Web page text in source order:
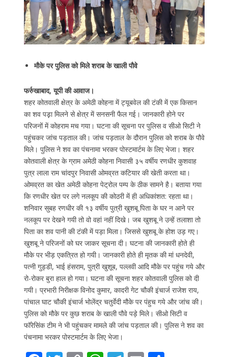
मौके पर पुलिस को मिले शराब के खाली पौवे
फर्रुखाबाद, यूपी की आवाज।
शहर कोतवाली क्षेत्र के अमेठी कोहना में ट्यूबवेल की टंकी में एक किसान
का शव पड़़ा मिलने से क्षेत्र में सनसनी फैल गई। जानकारी होने पर
परिजनों में कोहराम मच गया। घटना की सूचना पर पुलिस व सीओ सिटी ने
पहुंचकर जांच पड़ताल की। जांच पड़ताल के दौरान पुलिस को शराब के पौवे
मिले। पुलिस ने शव का पंचनामा भरकर पोस्टमार्टम के लिए भेजा। शहर
कोतवाली क्षेत्र के ग्राम अमेठी कोहना निवासी ३५ वर्षीय रणधीर कुशवाह
पुत्र लाला राम चांदपुर निवासी ओमव्रत कटियार की खेती करता था।
ओमव्रत का खेत अमेठी कोहना पेट्रोल पम्प के ठीक सामने है। बताया गया
कि रणधीर खेत पर लगे नलकूप की कोठरी में ही अधिकांशत: रहता था।
शनिवार सुबह रणधीर की १३ वर्षीय पुत्री खुशबू पिता के घर न आने पर
नलकूप पर देखने गयी तो वो वहां नहीं दिखे। जब खुशबू ने उन्हें तलाशा तो
पिता का शव पानी की टंकी में पड़ा मिला। जिससे खुशबू के होश उड़ गए।
खुशबू ने परिजनों को घर जाकर सूचना दी। घटना की जानकारी होते ही
मौके पर भीड़ एकत्रित हो गयी। जानकारी होते ही मृतक की मां धनदेवी,
पत्नी गुड्डी, भाई हंसराम, पुत्री खुशूब, पल्लवी आदि मौके पर पहुंच गये और
रो-रोकर बुरा हाल हो गया। घटना की सूचना शहर कोतवाली पुलिस को दी
गयी। प्रभारी निरीक्षक विनोद कुमार, कादरी गेट चौकी इंचार्ज राजेश राय,
पांचाल घाट चौकी इंचार्ज भोलेंद्र चतुर्वेदी मौके पर पंहुच गये और जांच की।
पुलिस को मौके पर कुछ शराब के खाली पौवे पड़े मिले। सीओ सिटी व
फॉरेसिंक टीम ने भी पहुंचकर मामले की जांच पड़ताल की। पुलिस ने शव का
पंचनामा भरकर पोस्टमार्टम के लिए भेजा।